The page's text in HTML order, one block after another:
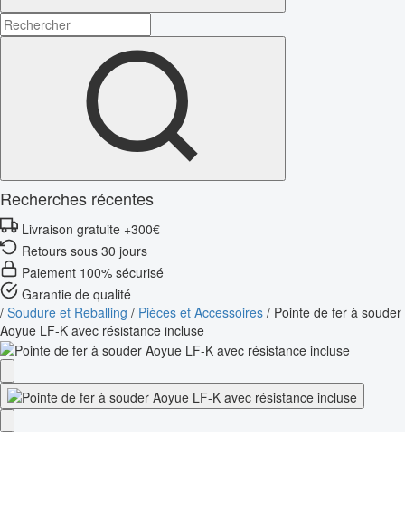
Recherches récentes
Livraison gratuite +300€
Retours sous 30 jours
Paiement 100% sécurisé
Garantie de qualité
/ Soudure et Reballing / Pièces et Accessoires / Pointe de fer à souder
Aoyue LF-K avec résistance incluse